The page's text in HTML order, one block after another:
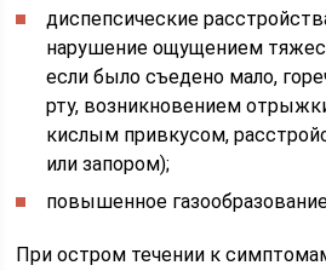
диспепсические
нарушение ощущением
если было съедено мало,
рту, возникновением
кислым привкусом,
или запором);
повышенное
При остром течении к